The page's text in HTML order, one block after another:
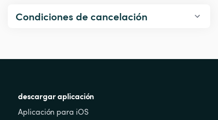
Condiciones de cancelación
descargar aplicación
Aplicación para iOS